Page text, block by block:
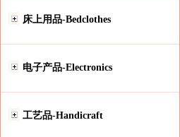
床上用品-Bedclothes
电子产品-Electronics
工艺品-Handicraft